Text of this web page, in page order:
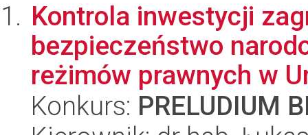
Kontrola inwestycji
bezpieczeństwo
reżimów prawnych w
Konkurs: PRELUDIUM